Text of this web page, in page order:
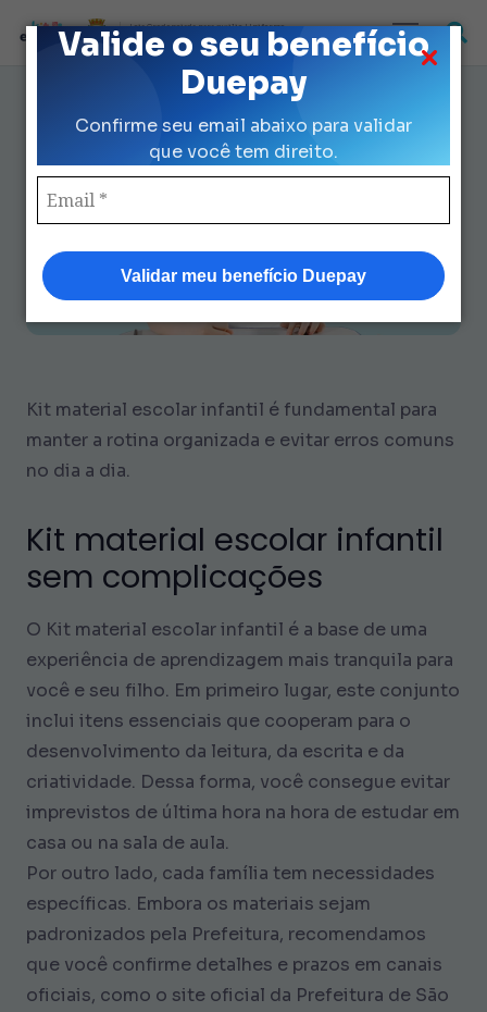
Valide o seu benefício
Duepay
Confirme seu email abaixo para validar
que você tem direito.
Validar meu benefício Duepay
Loja Credenciada para auxilio Uniforme
e Kit Escolar da Prefeitura de São Paulo
Kit Material Escolar Infantil: 7
Erros e Soluções Rápidas
Kit material escolar infantil é fundamental para
manter a rotina organizada e evitar erros comuns
no dia a dia.
Kit material escolar infantil
sem complicações
O Kit material escolar infantil é a base de uma
experiência de aprendizagem mais tranquila para
você e seu filho. Em primeiro lugar, este conjunto
inclui itens essenciais que cooperam para o
desenvolvimento da leitura, da escrita e da
criatividade. Dessa forma, você consegue evitar
imprevistos de última hora na hora de estudar em
casa ou na sala de aula.
Por outro lado, cada família tem necessidades
específicas. Embora os materiais sejam
padronizados pela Prefeitura, recomendamos
que você confirme detalhes e prazos em canais
oficiais, como o site oficial da Prefeitura de São